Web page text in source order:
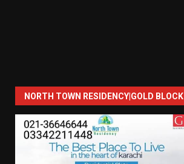
NORTH TOWN RESIDENCY|GOLD BLOCK